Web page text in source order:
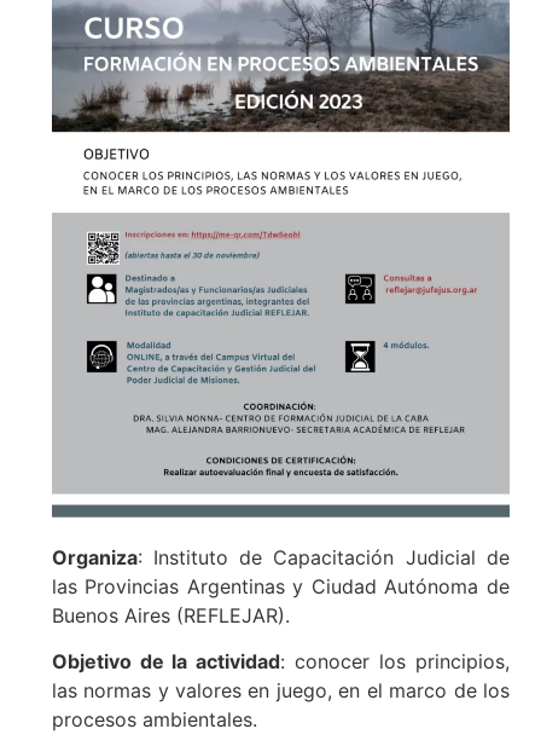
Organiza: Instituto de Capacitación Judicial de
las Provincias Argentinas y Ciudad Autónoma de
Buenos Aires (REFLEJAR).
Objetivo de la actividad: conocer los principios,
las normas y valores en juego, en el marco de los
procesos ambientales.